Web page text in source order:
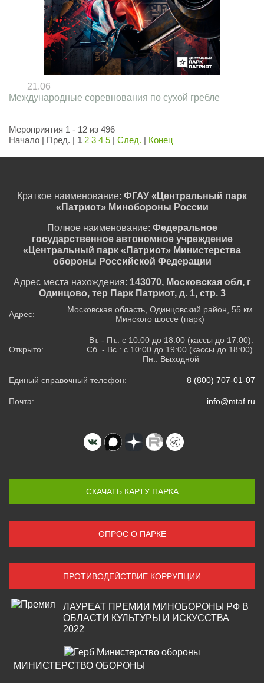
21.06
Международные соревнования по сухой гребле
Мероприятия 1 - 12 из 496
Начало | Пред. | 1 2 3 4 5 | След. | Конец
Краткое наименование: ФГАУ «Центральный парк
«Патриот» Минобороны России
Полное наименование: Федеральное
государственное автономное учреждение
«Центральный парк «Патриот» Министерства
обороны Российской Федерации
Адрес места нахождения: 143070, Московская обл, г
Одинцово, тер Парк Патриот, д. 1, стр. 3
Адрес:
Московская область, Одинцовский район, 55 км
Минского шоссе (парк)
Открыто:
Вт. - Пт.: с 10:00 до 18:00 (кассы до 17:00).
Сб. - Вс.: с 10:00 до 19:00 (кассы до 18:00).
Пн.: Выходной
Единый справочный телефон: 8 (800) 707-01-07
Почта: info@mtaf.ru
СКАЧАТЬ КАРТУ ПАРКА
ОПРОС О ПАРКЕ
ПРОТИВОДЕЙСТВИЕ КОРРУПЦИИ
ЛАУРЕАТ ПРЕМИИ МИНОБОРОНЫ РФ В
ОБЛАСТИ КУЛЬТУРЫ И ИСКУССТВА
2022
МИНИСТЕРСТВО ОБОРОНЫ